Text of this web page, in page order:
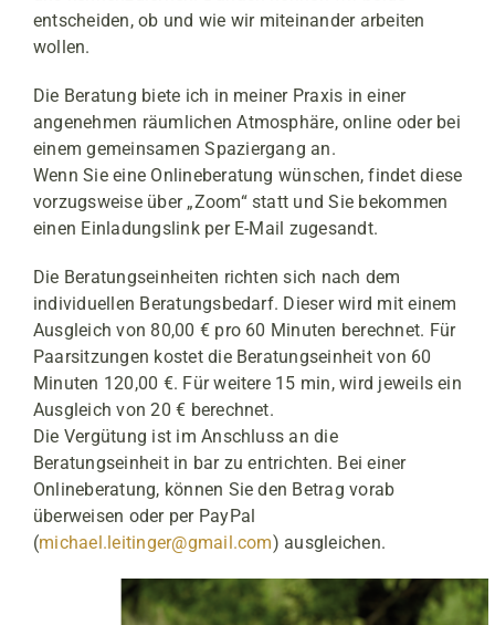
entscheiden, ob und wie wir miteinander arbeiten
wollen.
Die Beratung biete ich in meiner Praxis in einer
angenehmen räumlichen Atmosphäre, online oder bei
einem gemeinsamen Spaziergang an.
Wenn Sie eine Onlineberatung wünschen, findet diese
vorzugsweise über „Zoom“ statt und Sie bekommen
einen Einladungslink per E-Mail zugesandt.
Die Beratungseinheiten richten sich nach dem
individuellen Beratungsbedarf. Dieser wird mit einem
Ausgleich von 80,00 € pro 60 Minuten berechnet. Für
Paarsitzungen kostet die Beratungseinheit von 60
Minuten 120,00 €. Für weitere 15 min, wird jeweils ein
Ausgleich von 20 € berechnet.
Die Vergütung ist im Anschluss an die
Beratungseinheit in bar zu entrichten. Bei einer
Onlineberatung, können Sie den Betrag vorab
überweisen oder per PayPal
(michael.leitinger@gmail.com) ausgleichen.